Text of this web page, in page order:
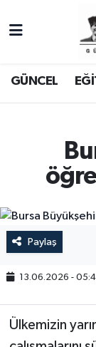
GÜNCEL
Paylaş
13.06.2026 -
Ülkemizin
GÜNCEL
MEDYA
SAĞLIK
KÜLTÜR-
YAŞAM
RESMİ
Tüm
Son
Haber